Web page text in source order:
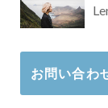
お問い合わ